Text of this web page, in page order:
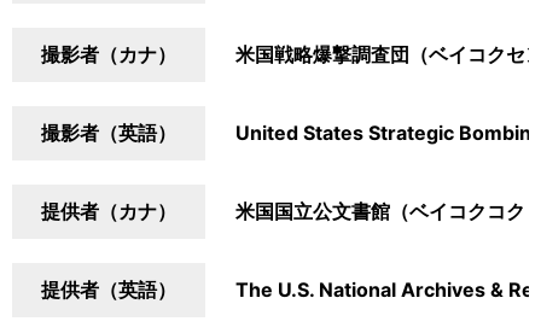
撮影者（カナ） 米国戦略爆撃調査団（ベイコクセ
撮影者（英語） United States Strategic
提供者（カナ） 米国国立公文書館（ベイコクコク
提供者（英語） The U.S. National Archives &